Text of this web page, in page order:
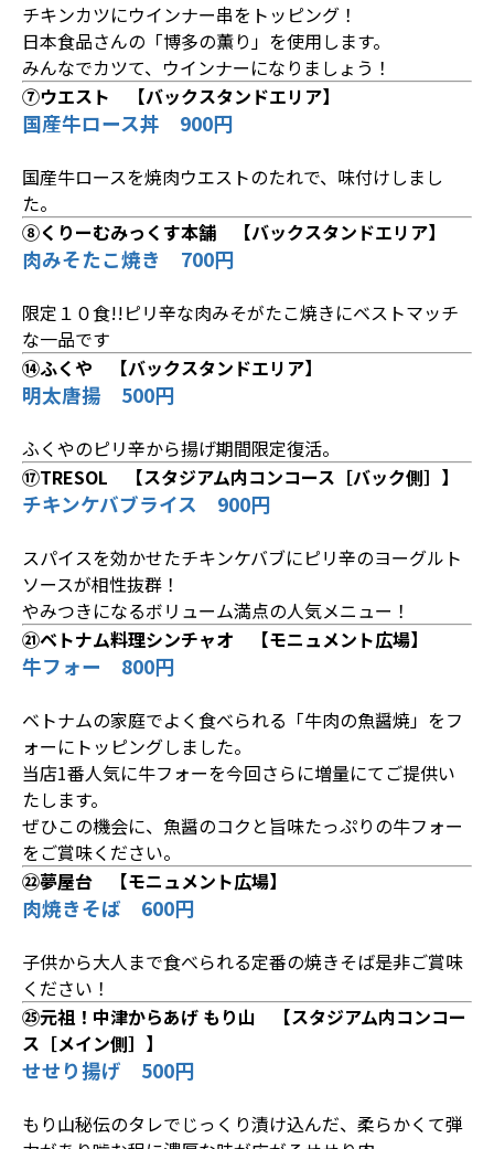
チキンカツにウインナー串をトッピング！
日本食品さんの「博多の薫り」を使用します。
みんなでカツて、ウインナーになりましょう！
⑦ウエスト 【バックスタンドエリア】
国産牛ロース丼 900円
国産牛ロースを焼肉ウエストのたれで、味付けしまし
た。
⑧くりーむみっくす本舗 【バックスタンドエリア】
肉みそたこ焼き 700円
限定１０食!!ピリ辛な肉みそがたこ焼きにベストマッチ
な一品です
⑭ふくや 【バックスタンドエリア】
明太唐揚 500円
ふくやのピリ辛から揚げ期間限定復活。
⑰TRESOL 【スタジアム内コンコース［バック側］】
チキンケバブライス 900円
スパイスを効かせたチキンケバブにピリ辛のヨーグルト
ソースが相性抜群！
やみつきになるボリューム満点の人気メニュー！
㉑ベトナム料理シンチャオ 【モニュメント広場】
牛フォー 800円
ベトナムの家庭でよく食べられる「牛肉の魚醤焼」をフ
ォーにトッピングしました。
当店1番人気に牛フォーを今回さらに増量にてご提供い
たします。
ぜひこの機会に、魚醤のコクと旨味たっぷりの牛フォー
をご賞味ください。
㉒夢屋台 【モニュメント広場】
肉焼きそば 600円
子供から大人まで食べられる定番の焼きそば是非ご賞味
ください！
㉕元祖！中津からあげ もり山 【スタジアム内コンコー
ス［メイン側］】
せせり揚げ 500円
もり山秘伝のタレでじっくり漬け込んだ、柔らかくて弾